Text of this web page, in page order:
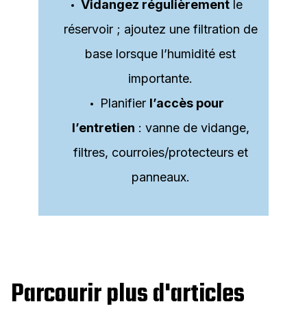
Vidangez régulièrement le
réservoir ; ajoutez une filtration de
base lorsque l’humidité est
importante.
Planifier l’accès pour
l’entretien : vanne de vidange,
filtres, courroies/protecteurs et
panneaux.
Parcourir plus d'articles